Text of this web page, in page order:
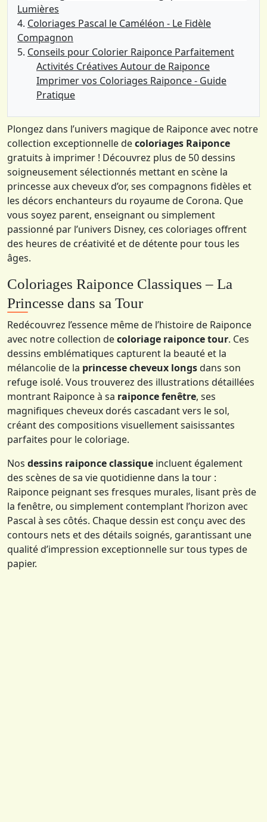
Lumières
Coloriages Pascal le Caméléon - Le Fidèle
Compagnon
Conseils pour Colorier Raiponce Parfaitement
Activités Créatives Autour de Raiponce
Imprimer vos Coloriages Raiponce - Guide
Pratique
Plongez dans l’univers magique de Raiponce avec notre
collection exceptionnelle decoloriages Raiponce
gratuits à imprimer ! Découvrez plus de 50 dessins
soigneusement sélectionnés mettant en scène la
princesse aux cheveux d’or, ses compagnons fidèles et
les décors enchanteurs du royaume de Corona. Que
vous soyez parent, enseignant ou simplement
passionné par l’univers Disney, ces coloriages offrent
des heures de créativité et de détente pour tous les
âges.
Coloriages Raiponce Classiques – La
Princesse dans sa Tour
Redécouvrez l’essence même de l’histoire de Raiponce
avec notre collection decoloriage raiponce tour. Ces
dessins emblématiques capturent la beauté et la
mélancolie de la princesse cheveux longsdans son
refuge isolé. Vous trouverez des illustrations détaillées
montrant Raiponce à sa raiponce fenêtre, ses
magnifiques cheveux dorés cascadant vers le sol,
créant des compositions visuellement saisissantes
parfaites pour le coloriage.
Nos dessins raiponce classique incluent également
des scènes de sa vie quotidienne dans la tour :
Raiponce peignant ses fresques murales, lisant près de
la fenêtre, ou simplement contemplant l’horizon avec
Pascal à ses côtés. Chaque dessin est conçu avec des
contours nets et des détails soignés, garantissant une
qualité d’impression exceptionnelle sur tous types de
papier.